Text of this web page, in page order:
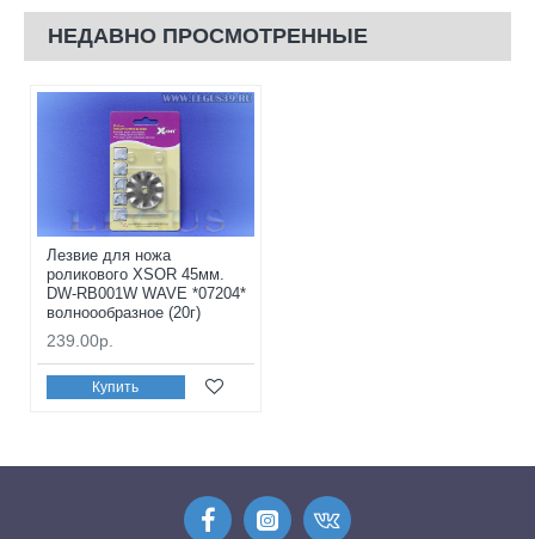
НЕДАВНО ПРОСМОТРЕННЫЕ
Лезвие для ножа
роликового XSOR 45мм.
DW-RB001W WAVE *07204*
волноообразное (20г)
239.00р.
Купить